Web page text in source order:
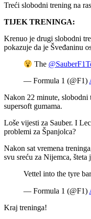
Treći slobodni trening na
TIJEK TRENINGA:
Krenuo je drugi slobodni
pokazuje da je Šveđaninu
The
— Formula 1 (@F1)
Nakon 22 minute, slobodni
supersoft gumama.
Loše vijesti za Sauber. I
problemi za Španjolca?
Nakon sat vremena
svu sreću za Nijemca,
Vettel into the tyre
— Formula 1 (@F1)
Kraj treninga!